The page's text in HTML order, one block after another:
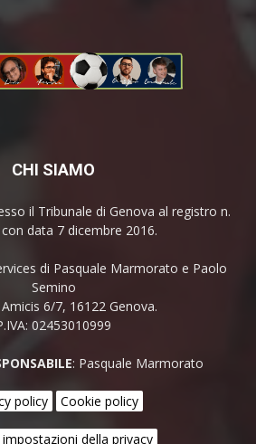
CHI SIAMO
il Tribunale di Genova al registro n.
data 7 dicembre 2016.
di Pasquale Marmorato e Paolo
Semino
Amicis 6/7, 16122 Genova.
02453010999
: Pasquale Marmorato
policy Cookie policy
della privacy